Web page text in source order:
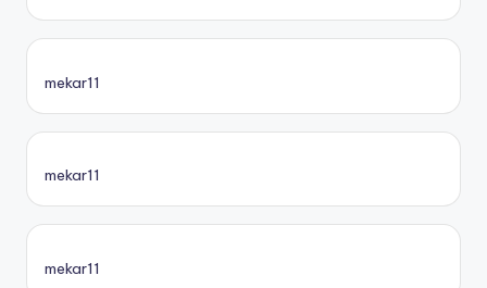
mekar11
mekar11
mekar11